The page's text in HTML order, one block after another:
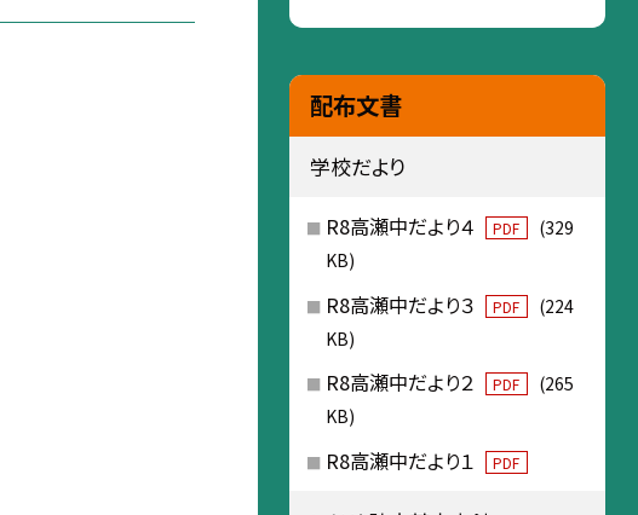
配布文書
学校だより
R8高瀬中だより４ PDF
(329
KB)
R8高瀬中だより３ PDF
(224
KB)
R8高瀬中だより２ PDF
(265
KB)
R8高瀬中だより１ PDF